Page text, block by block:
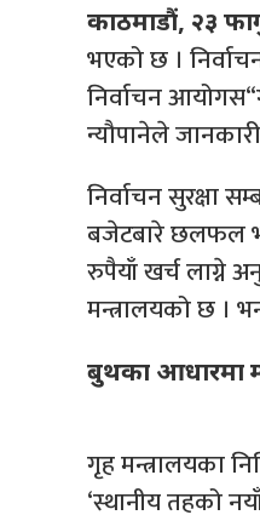
काठमाडौं, २३
भएको छ ।
निर्वाचन
न्यौपानेले
निर्वाचन सुरक्षा
बजेटबारे छलफल
रुपैयाँ खर्च लाग्ने
मन्त्रालयको छ ।
बुथका आधारमा
गृह मन्त्रालयका
‘स्थानीय तहको